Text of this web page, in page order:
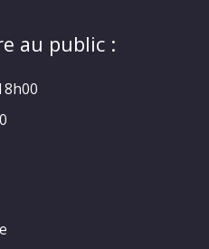
au public :